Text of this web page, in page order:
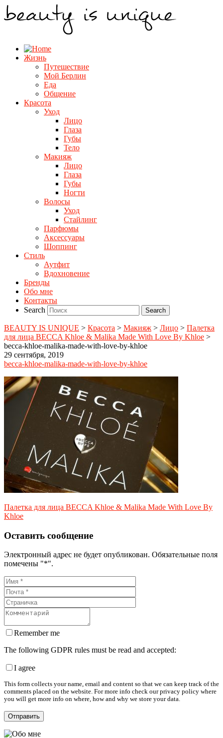
Жизнь
Путешествие
Мой Берлин
Еда
Общение
Красота
Уход
Лицо
Глаза
Губы
Тело
Макияж
Лицо
Глаза
Губы
Ногти
Волосы
Уход
Стайлинг
Парфюмы
Аксессуары
Шоппинг
Стиль
Аутфит
Вдохновение
Бренды
Обо мне
Контакты
Search
BEAUTY IS UNIQUE > Красота > Макияж > Лицо > Палетка
для лица BECCA Khloe & Malika Made With Love By Khloe >
becca-khloe-malika-made-with-love-by-khloe
29 сентября, 2019
becca-khloe-malika-made-with-love-by-khloe
Палетка для лица BECCA Khloe & Malika Made With Love By
Khloe
Оставить сообщение
Электронный адрес не будет опубликован. Обязательные поля
помечены "*".
Remember me
The following GDPR rules must be read and accepted:
I agree
This form collects your name, email and content so that we can keep track of the
comments placed on the website. For more info check our privacy policy where
you will get more info on where, how and why we store your data.